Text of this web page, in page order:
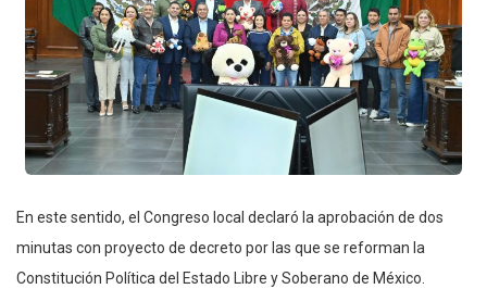
En este sentido, el Congreso local declaró la aprobación de dos
minutas con proyecto de decreto por las que se reforman la
Constitución Política del Estado Libre y Soberano de México.